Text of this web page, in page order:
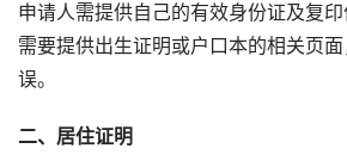
申请人需提供自己的有效身份证及复印
需要提供出生证明或户口本的相关页
误。
二、居住证明